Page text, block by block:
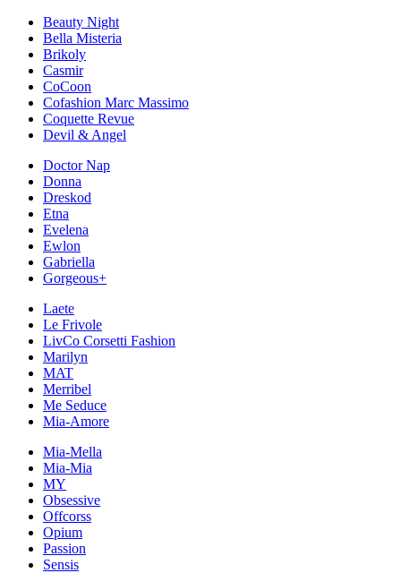
Beauty Night
Bella Misteria
Brikoly
Casmir
CoCoon
Cofashion Marc Massimo
Coquette Revue
Devil & Angel
Doctor Nap
Donna
Dreskod
Etna
Evelena
Ewlon
Gabriella
Gorgeous+
Laete
Le Frivole
LivCo Corsetti Fashion
Marilyn
MAT
Merribel
Me Seduce
Mia-Amore
Mia-Mella
Mia-Mia
MY
Obsessive
Offcorss
Opium
Passion
Sensis